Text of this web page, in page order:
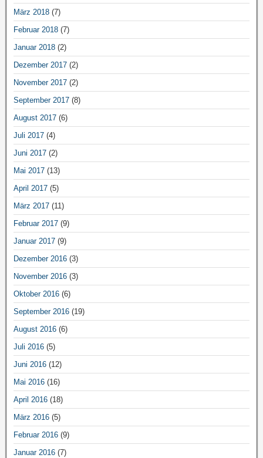
März 2018 (7)
Februar 2018 (7)
Januar 2018 (2)
Dezember 2017 (2)
November 2017 (2)
September 2017 (8)
August 2017 (6)
Juli 2017 (4)
Juni 2017 (2)
Mai 2017 (13)
April 2017 (5)
März 2017 (11)
Februar 2017 (9)
Januar 2017 (9)
Dezember 2016 (3)
November 2016 (3)
Oktober 2016 (6)
September 2016 (19)
August 2016 (6)
Juli 2016 (5)
Juni 2016 (12)
Mai 2016 (16)
April 2016 (18)
März 2016 (5)
Februar 2016 (9)
Januar 2016 (7)